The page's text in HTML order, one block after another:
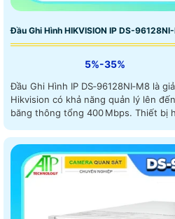
Đầu Ghi Hình HIKVISION IP DS-
5%-35%
Đầu Ghi Hình IP DS‑96128NI‑M8 là
Hikvision có khả năng quản lý lên
băng thông tổng 400 Mbps. Thiết bị